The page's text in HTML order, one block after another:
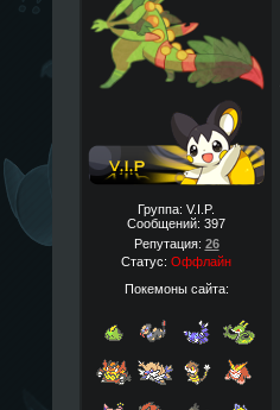
Группа: V.I.P.
Сообщений: 397
Репутация: 26
Статус: Оффлайн
Покемоны сайта: